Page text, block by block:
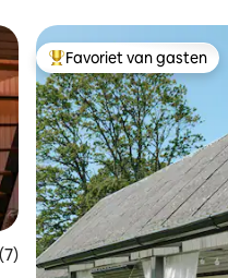
beoordeling van 5
Topfavoriet van gasten
Favoriet van gasten